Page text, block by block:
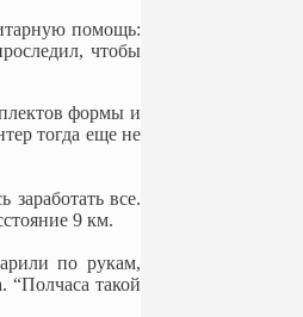
помощь:
чтобы
формы и
тогда еще не
все.
9 км.
по рукам,
такой